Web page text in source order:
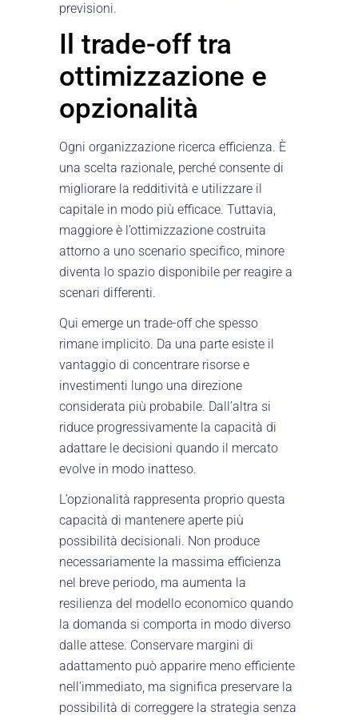
previsioni.
Il trade-off tra
ottimizzazione e
opzionalità
Ogni organizzazione ricerca efficienza. È
una scelta razionale, perché consente di
migliorare la redditività e utilizzare il
capitale in modo più efficace. Tuttavia,
maggiore è l’ottimizzazione costruita
attorno a uno scenario specifico, minore
diventa lo spazio disponibile per reagire a
scenari differenti.
Qui emerge un trade-off che spesso
rimane implicito. Da una parte esiste il
vantaggio di concentrare risorse e
investimenti lungo una direzione
considerata più probabile. Dall’altra si
riduce progressivamente la capacità di
adattare le decisioni quando il mercato
evolve in modo inatteso.
L’opzionalità rappresenta proprio questa
capacità di mantenere aperte più
possibilità decisionali. Non produce
necessariamente la massima efficienza
nel breve periodo, ma aumenta la
resilienza del modello economico quando
la domanda si comporta in modo diverso
dalle attese. Conservare margini di
adattamento può apparire meno efficiente
nell’immediato, ma significa preservare la
possibilità di correggere la strategia senza